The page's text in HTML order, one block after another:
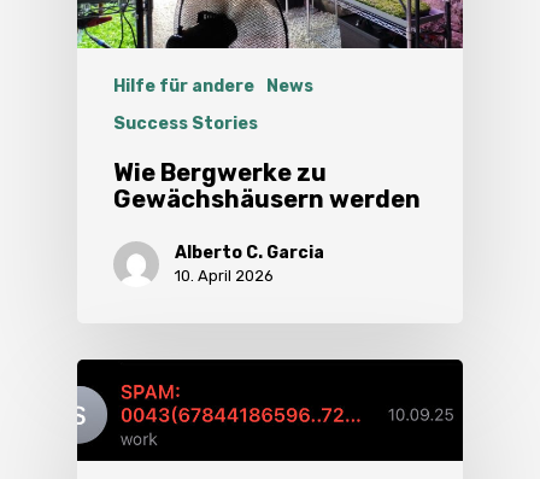
Hilfe für andere
News
Success Stories
Wie Bergwerke zu
Gewächshäusern werden
Alberto C. Garcia
10. April 2026